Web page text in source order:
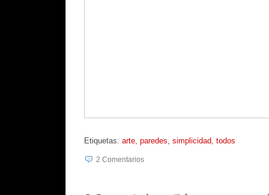
Etiquetas: arte paredes simplicidad todos
2 Comentarios